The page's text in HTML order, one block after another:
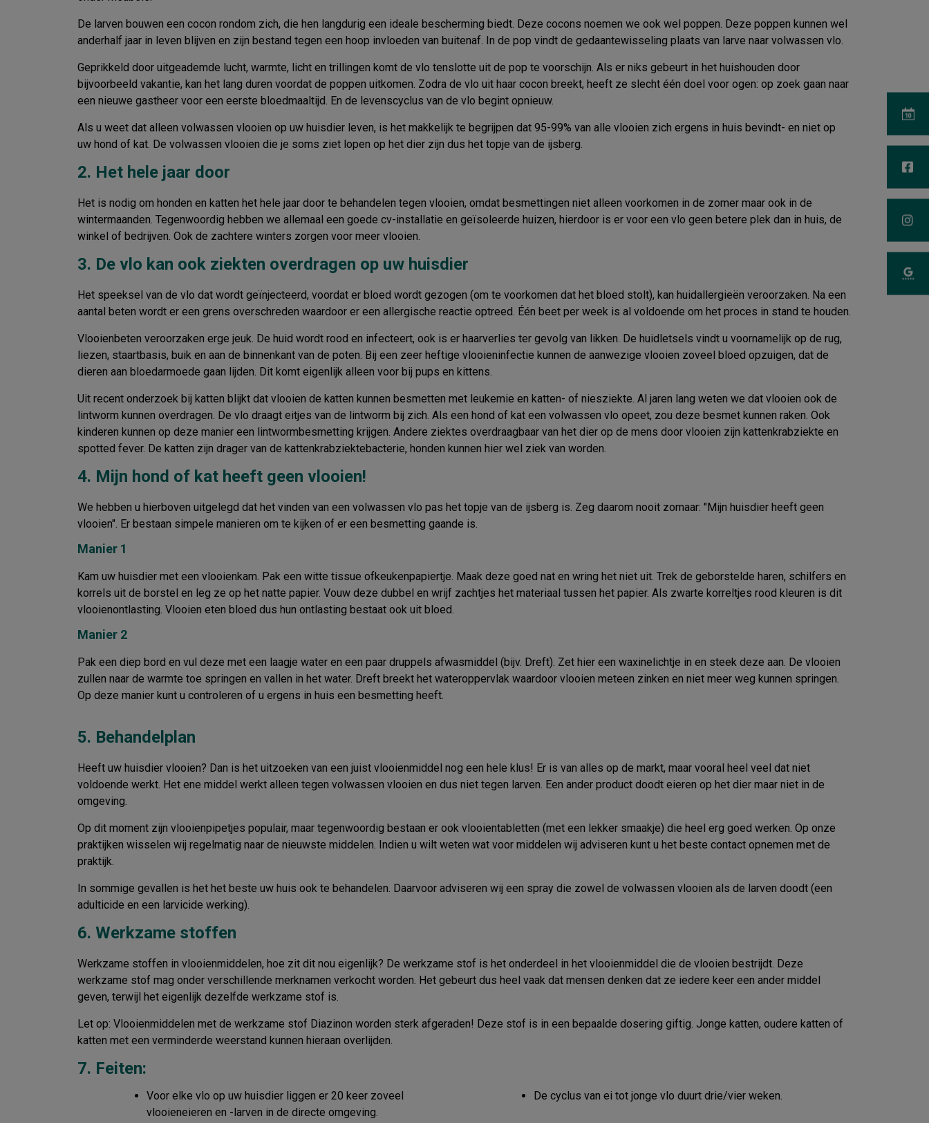
De larven bouwen een cocon rondom zich, die hen langdurig een ideale bescherming biedt. Deze cocons noemen we ook wel poppen. Deze poppen kunnen wel
anderhalf jaar in leven blijven en zijn bestand tegen een hoop invloeden van buitenaf. In de pop vindt de gedaantewisseling plaats van larve naar volwassen vlo.
Geprikkeld door uitgeademde lucht, warmte, licht en trillingen komt de vlo tenslotte uit de pop te voorschijn. Als er niks gebeurt in het huishouden door
bijvoorbeeld vakantie, kan het lang duren voordat de poppen uitkomen. Zodra de vlo uit haar cocon breekt, heeft ze slecht één doel voor ogen: op zoek gaan naar
een nieuwe gastheer voor een eerste bloedmaaltijd. En de levenscyclus van de vlo begint opnieuw.
Als u weet dat alleen volwassen vlooien op uw huisdier leven, is het makkelijk te begrijpen dat 95-99% van alle vlooien zich ergens in huis bevindt- en niet op
uw hond of kat. De volwassen vlooien die je soms ziet lopen op het dier zijn dus het topje van de ijsberg.
2. Het hele jaar door
Het is nodig om honden en katten het hele jaar door te behandelen tegen vlooien, omdat besmettingen niet alleen voorkomen in de zomer maar ook in de
wintermaanden. Tegenwoordig hebben we allemaal een goede cv-installatie en geïsoleerde huizen, hierdoor is er voor een vlo geen betere plek dan in huis, de
winkel of bedrijven. Ook de zachtere winters zorgen voor meer vlooien.
3. De vlo kan ook ziekten overdragen op uw huisdier
Het speeksel van de vlo dat wordt geïnjecteerd, voordat er bloed wordt gezogen (om te voorkomen dat het bloed stolt), kan huidallergieën veroorzaken. Na een
aantal beten wordt er een grens overschreden waardoor er een allergische reactie optreed. Één beet per week is al voldoende om het proces in stand te houden.
Vlooienbeten veroorzaken erge jeuk. De huid wordt rood en infecteert, ook is er haarverlies ter gevolg van likken. De huidletsels vindt u voornamelijk op de rug,
liezen, staartbasis, buik en aan de binnenkant van de poten. Bij een zeer heftige vlooieninfectie kunnen de aanwezige vlooien zoveel bloed opzuigen, dat de
dieren aan bloedarmoede gaan lijden. Dit komt eigenlijk alleen voor bij pups en kittens.
Uit recent onderzoek bij katten blijkt dat vlooien de katten kunnen besmetten met leukemie en katten- of niesziekte. Al jaren lang weten we dat vlooien ook de
lintworm kunnen overdragen. De vlo draagt eitjes van de lintworm bij zich. Als een hond of kat een volwassen vlo opeet, zou deze besmet kunnen raken. Ook
kinderen kunnen op deze manier een lintwormbesmetting krijgen. Andere ziektes overdraagbaar van het dier op de mens door vlooien zijn kattenkrabziekte en
spotted fever. De katten zijn drager van de kattenkrabziektebacterie, honden kunnen hier wel ziek van worden.
4. Mijn hond of kat heeft geen vlooien!
We hebben u hierboven uitgelegd dat het vinden van een volwassen vlo pas het topje van de ijsberg is. Zeg daarom nooit zomaar: "Mijn huisdier heeft geen
vlooien". Er bestaan simpele manieren om te kijken of er een besmetting gaande is.
Manier 1
Kam uw huisdier met een vlooienkam. Pak een witte tissue ofkeukenpapiertje. Maak deze goed nat en wring het niet uit. Trek de geborstelde haren, schilfers en
korrels uit de borstel en leg ze op het natte papier. Vouw deze dubbel en wrijf zachtjes het materiaal tussen het papier. Als zwarte korreltjes rood kleuren is dit
vlooienontlasting. Vlooien eten bloed dus hun ontlasting bestaat ook uit bloed.
Manier 2
Pak een diep bord en vul deze met een laagje water en een paar druppels afwasmiddel (bijv. Dreft). Zet hier een waxinelichtje in en steek deze aan. De vlooien
zullen naar de warmte toe springen en vallen in het water. Dreft breekt het wateroppervlak waardoor vlooien meteen zinken en niet meer weg kunnen springen.
Op deze manier kunt u controleren of u ergens in huis een besmetting heeft.
5. Behandelplan
Heeft uw huisdier vlooien? Dan is het uitzoeken van een juist vlooienmiddel nog een hele klus! Er is van alles op de markt, maar vooral heel veel dat niet
voldoende werkt. Het ene middel werkt alleen tegen volwassen vlooien en dus niet tegen larven. Een ander product doodt eieren op het dier maar niet in de
omgeving.
Op dit moment zijn vlooienpipetjes populair, maar tegenwoordig bestaan er ook vlooientabletten (met een lekker smaakje) die heel erg goed werken. Op onze
praktijken wisselen wij regelmatig naar de nieuwste middelen. Indien u wilt weten wat voor middelen wij adviseren kunt u het beste contact opnemen met de
praktijk.
In sommige gevallen is het het beste uw huis ook te behandelen. Daarvoor adviseren wij een spray die zowel de volwassen vlooien als de larven doodt (een
adulticide en een larvicide werking).
6. Werkzame stoffen
Werkzame stoffen in vlooienmiddelen, hoe zit dit nou eigenlijk? De werkzame stof is het onderdeel in het vlooienmiddel die de vlooien bestrijdt. Deze
werkzame stof mag onder verschillende merknamen verkocht worden. Het gebeurt dus heel vaak dat mensen denken dat ze iedere keer een ander middel
geven, terwijl het eigenlijk dezelfde werkzame stof is.
Let op: Vlooienmiddelen met de werkzame stof Diazinon worden sterk afgeraden! Deze stof is in een bepaalde dosering giftig. Jonge katten, oudere katten of
katten met een verminderde weerstand kunnen hieraan overlijden.
7. Feiten:
Voor elke vlo op uw huisdier liggen er 20 keer zoveel
vlooieneieren en -larven in de directe omgeving.
De cyclus van ei tot jonge vlo duurt drie/vier weken.